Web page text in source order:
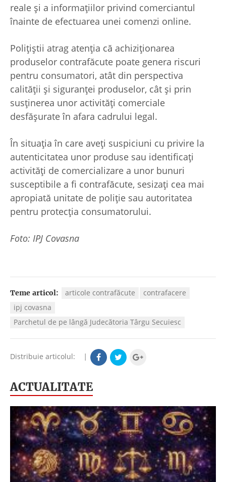
reale și a informațiilor privind comerciantul
înainte de efectuarea unei comenzi online.
Polițiștii atrag atenția că achiziționarea
produselor contrafăcute poate genera riscuri
pentru consumatori, atât din perspectiva
calității și siguranței produselor, cât și prin
susținerea unor activități comerciale
desfășurate în afara cadrului legal.
În situația în care aveți suspiciuni cu privire la
autenticitatea unor produse sau identificați
activități de comercializare a unor bunuri
susceptibile a fi contrafăcute, sesizați cea mai
apropiată unitate de poliție sau autoritatea
pentru protecția consumatorului.
Foto: IPJ Covasna
Teme articol: articole contrafăcute
contrafacere
ipj covasna
Parchetul de pe lângă Judecătoria Târgu Secuiesc
Distribuie articolul: |
ACTUALITATE